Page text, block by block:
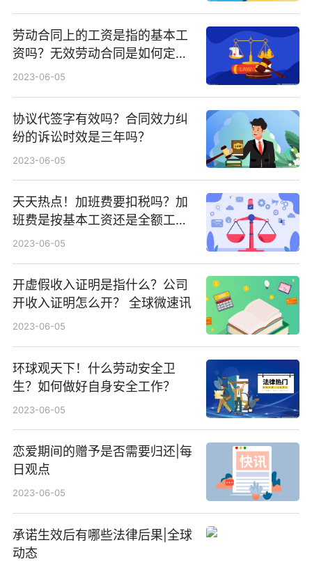
劳动合同上的工资是指的基本工
资吗？无效劳动合同是如何定义
的？
2023-06-05
协议代签字有效吗？合同效力纠
纷的诉讼时效是三年吗？
2023-06-05
天天热点！加班费要扣税吗？加
班费是按基本工资还是全额工资
呢？
2023-06-05
开虚假收入证明是指什么？公司
开收入证明怎么开？ 全球微速讯
2023-06-05
环球观天下！什么劳动安全卫
生？如何做好自身安全工作？
2023-06-05
恋爱期间的赠予是否需要归还|每
日观点
2023-06-05
承诺生效后有哪些法律后果|全球
动态